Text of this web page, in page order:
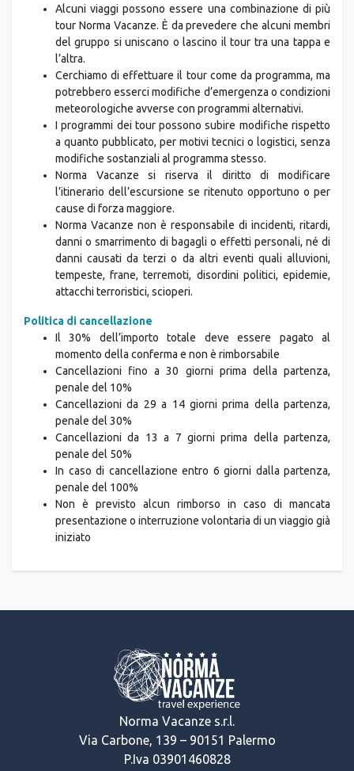
Alcuni viaggi possono essere una combinazione di più
tour Norma Vacanze. È da prevedere che alcuni membri
del gruppo si uniscano o lascino il tour tra una tappa e
l’altra.
Cerchiamo di effettuare il tour come da programma, ma
potrebbero esserci modifiche d’emergenza o condizioni
meteorologiche avverse con programmi alternativi.
I programmi dei tour possono subire modifiche rispetto
a quanto pubblicato, per motivi tecnici o logistici, senza
modifiche sostanziali al programma stesso.
Norma Vacanze si riserva il diritto di modificare
l’itinerario dell’escursione se ritenuto opportuno o per
cause di forza maggiore.
Norma Vacanze non è responsabile di incidenti, ritardi,
danni o smarrimento di bagagli o effetti personali, né di
danni causati da terzi o da altri eventi quali alluvioni,
tempeste, frane, terremoti, disordini politici, epidemie,
attacchi terroristici, scioperi.
Politica di cancellazione
Il 30% dell’importo totale deve essere pagato al
momento della conferma e non è rimborsabile
Cancellazioni fino a 30 giorni prima della partenza,
penale del 10%
Cancellazioni da 29 a 14 giorni prima della partenza,
penale del 30%
Cancellazioni da 13 a 7 giorni prima della partenza,
penale del 50%
In caso di cancellazione entro 6 giorni dalla partenza,
penale del 100%
Non è previsto alcun rimborso in caso di mancata
presentazione o interruzione volontaria di un viaggio già
iniziato
Norma Vacanze s.r.l.
Via Carbone, 139 – 90151 Palermo
P.Iva 03901460828